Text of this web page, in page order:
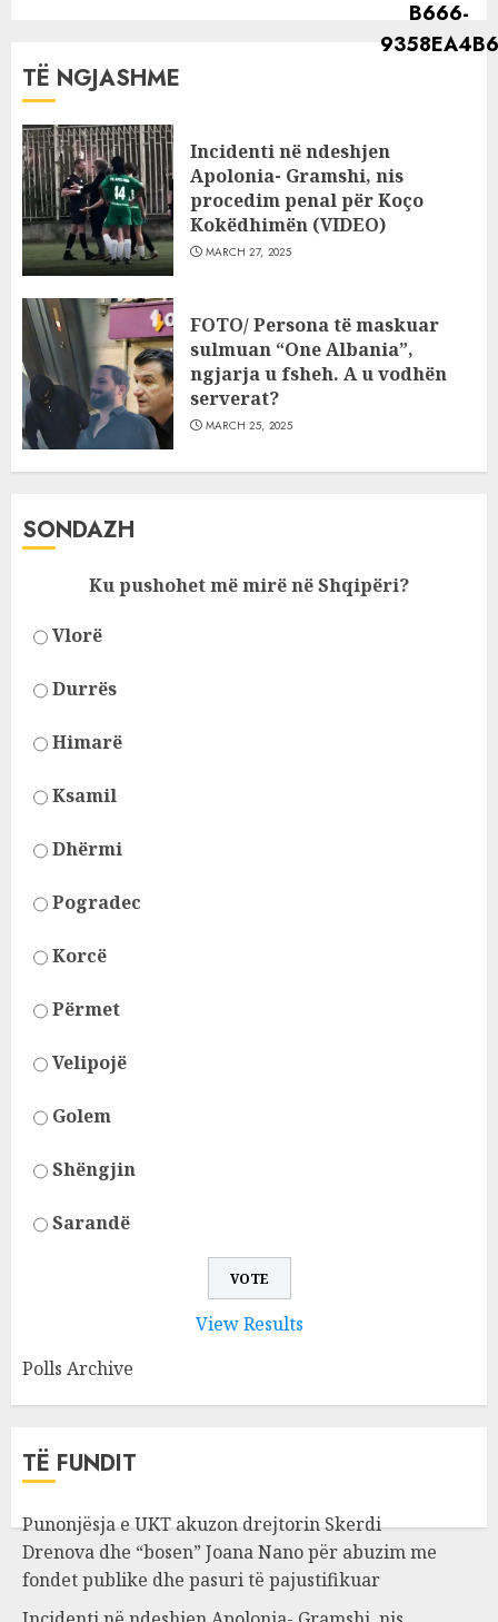
TË NGJASHME
Incidenti në ndeshjen
Apolonia- Gramshi, nis
procedim penal për Koço
Kokëdhimën (VIDEO)
MARCH 27, 2025
FOTO/ Persona të maskuar
sulmuan “One Albania”,
ngjarja u fsheh. A u vodhën
serverat?
MARCH 25, 2025
SONDAZH
Ku pushohet më mirë në Shqipëri?
Vlorë
Durrës
Himarë
Ksamil
Dhërmi
Pogradec
Korcë
Përmet
Velipojë
Golem
Shëngjin
Sarandë
View Results
Polls Archive
TË FUNDIT
Punonjësja e UKT akuzon drejtorin Skerdi
Drenova dhe “bosen” Joana Nano për abuzim me
fondet publike dhe pasuri të pajustifikuar